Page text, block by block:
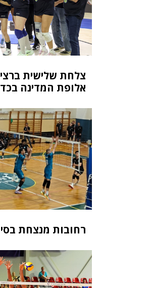
צלחת שלישית
אלופת המדינה
רחובות מנצחת